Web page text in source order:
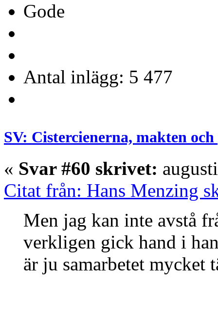
Gode
Antal inlägg: 5 477
SV: Cistercienerna, makten
« Svar #60 skrivet:
Citat från: Hans Menzing
Men jag kan inte avstå
verkligen gick hand i
är ju samarbetet mycket